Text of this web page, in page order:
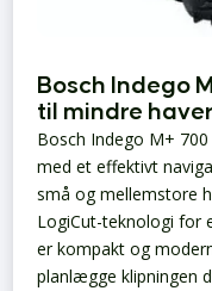
Bosch Indego
til mindre haver
Bosch Indego M+
med et effektivt
små og mellemstore
LogiCut-teknologi for
er kompakt og
planlægge klipningen